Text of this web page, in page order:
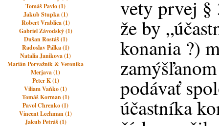
Tomáš Pavlo (1)
Jakub Stupka (1)
Robert Vrablica (1)
Gabriel Závodský (1)
Dušan Rostáš (1)
Radoslav Pálka (1)
Natalia Janikova (1)
Marián Porvažník & Veronika
Merjava (1)
Peter K (1)
Viliam Vaňko (1)
Tomáš Korman (1)
Pavol Chrenko (1)
Vincent Lechman (1)
Jakub Petráš (1)
vety prvej §
že by
konania ?)
podávať
účastníka